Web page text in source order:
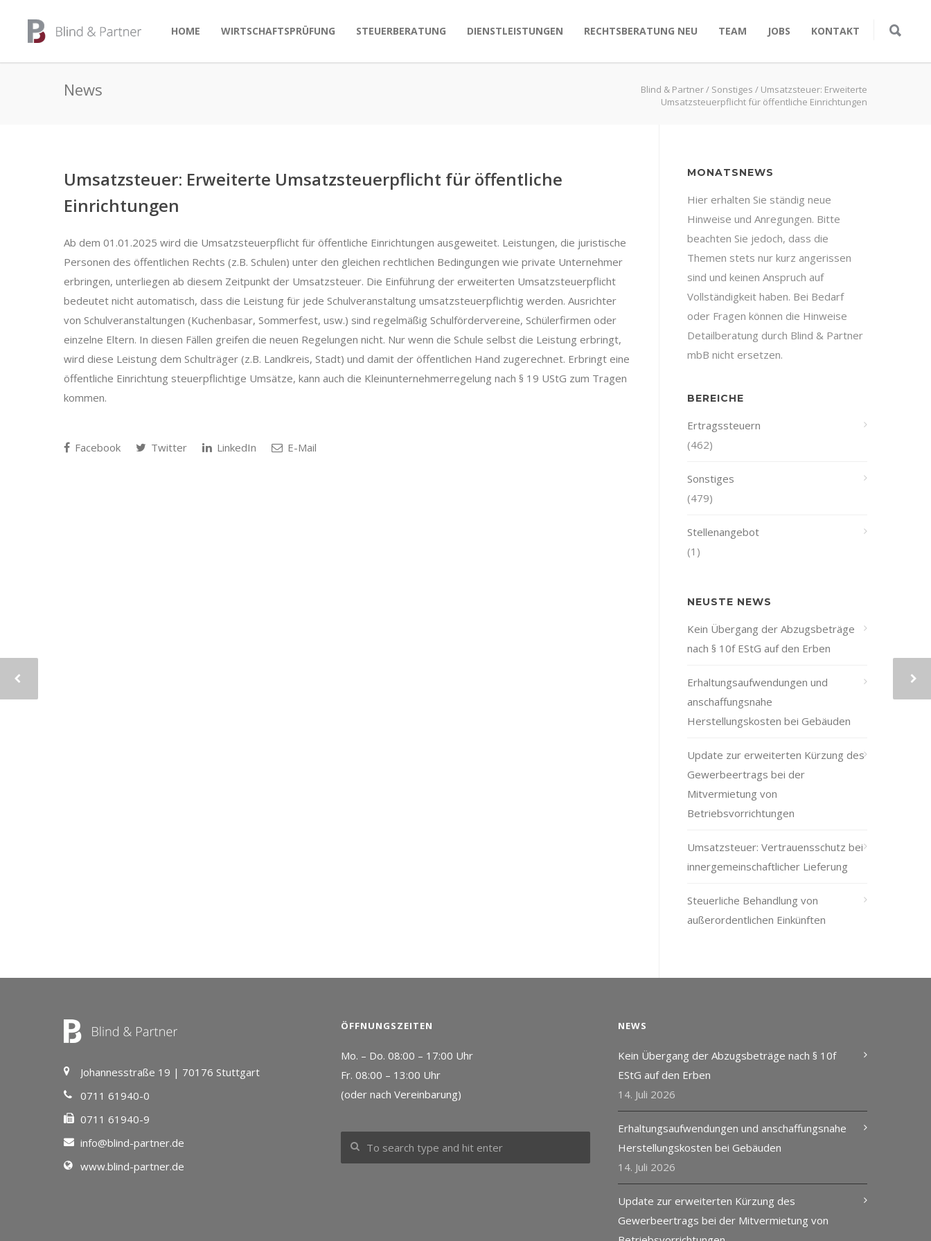
HOME WIRTSCHAFTSPRÜFUNG STEUERBERATUNG DIENSTLEISTUNGEN RECHTSBERATUNG NEU TEAM JOBS KONTAKT
News Blind & Partner/ Sonstiges / Umsatzsteuer: Erweiterte
Umsatzsteuerpflicht für öffentliche Einrichtungen
Umsatzsteuer: Erweiterte Umsatzsteuerpflicht für öffentliche
Einrichtungen
Ab dem 01.01.2025 wird die Umsatzsteuerpflicht für öffentliche Einrichtungen ausgeweitet. Leistungen, die juristische
Personen des öffentlichen Rechts (z.B. Schulen) unter den gleichen rechtlichen Bedingungen wie private Unternehmer
erbringen, unterliegen ab diesem Zeitpunkt der Umsatzsteuer. Die Einführung der erweiterten Umsatzsteuerpflicht
bedeutet nicht automatisch, dass die Leistung für jede Schulveranstaltung umsatzsteuerpflichtig werden. Ausrichter
von Schulveranstaltungen (Kuchenbasar, Sommerfest, usw.) sind regelmäßig Schulfördervereine, Schülerfirmen oder
einzelne Eltern. In diesen Fällen greifen die neuen Regelungen nicht. Nur wenn die Schule selbst die Leistung erbringt,
wird diese Leistung dem Schulträger (z.B. Landkreis, Stadt) und damit der öffentlichen Hand zugerechnet. Erbringt eine
öffentliche Einrichtung steuerpflichtige Umsätze, kann auch die Kleinunternehmerregelung nach § 19 UStG zum Tragen
kommen.
Facebook Twitter LinkedIn E-Mail
MONATSNEWS
Hier erhalten Sie ständig neue
Hinweise und Anregungen. Bitte
beachten Sie jedoch, dass die
Themen stets nur kurz angerissen
sind und keinen Anspruch auf
Vollständigkeit haben. Bei Bedarf
oder Fragen können die Hinweise
Detailberatung durch Blind & Partner
mbB nicht ersetzen.
BEREICHE
Ertragssteuern
(462)
Sonstiges
(479)
Stellenangebot
(1)
NEUSTE NEWS
Kein Übergang der Abzugsbeträge
nach § 10f EStG auf den Erben
Erhaltungsaufwendungen und
anschaffungsnahe
Herstellungskosten bei Gebäuden
Update zur erweiterten Kürzung des
Gewerbeertrags bei der
Mitvermietung von
Betriebsvorrichtungen
Umsatzsteuer: Vertrauensschutz bei
innergemeinschaftlicher Lieferung
Steuerliche Behandlung von
außerordentlichen Einkünften
Johannesstraße 19 | 70176 Stuttgart
0711 61940-0
0711 61940-9
info@blind-partner.de
www.blind-partner.de
ÖFFNUNGSZEITEN
Mo. – Do. 08:00 – 17:00 Uhr
Fr. 08:00 – 13:00 Uhr
(oder nach Vereinbarung)
NEWS
Kein Übergang der Abzugsbeträge nach § 10f
EStG auf den Erben
14. Juli 2026
Erhaltungsaufwendungen und anschaffungsnahe
Herstellungskosten bei Gebäuden
14. Juli 2026
Update zur erweiterten Kürzung des
Gewerbeertrags bei der Mitvermietung von